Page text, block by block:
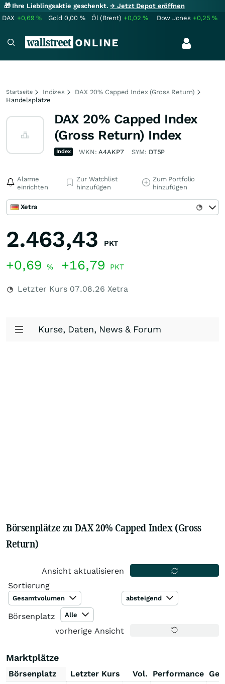
🎁 Ihre Lieblingsaktie geschenkt.→ Jetzt Depot eröffnen
DAX +0,69% Gold 0,00 % Öl (Brent) +0,02% Dow Jones +0,25%
Startseite Indizes
DAX 20% Capped Index (Gross Return)
Handelsplätze
DAX 20% Capped Index
(Gross Return) Index
Index WKN:A4AKP7 SYM: DT5P
Alarme
einrichten
Zur Watchlist
hinzufügen
Zum Portfolio
hinzufügen
Xetra
2.463,43 PKT
+0,69 % +16,79 PKT
Letzter Kurs 07.08.26 Xetra
Kurse, Daten, News & Forum
Börsenplätze zu DAX 20% Capped Index (Gross
Return)
Ansicht aktualisieren
Sortierung
Gesamtvolumen absteigend
Börsenplatz Alle
vorherige Ansicht
Marktplätze
Börsenplatz Letzter Kurs Vol. Performance